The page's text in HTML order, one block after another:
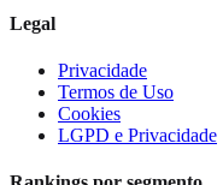
Legal
Privacidade
Termos de Uso
Cookies
LGPD e Privacidade